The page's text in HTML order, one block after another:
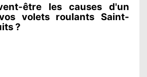
être les causes d'un
volets roulants Saint-
?